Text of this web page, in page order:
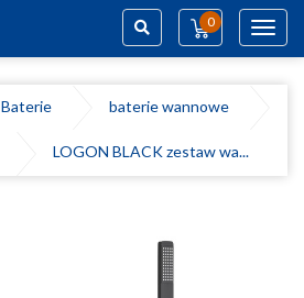
0
Baterie baterie wannowe
LOGON BLACK zestaw wa...